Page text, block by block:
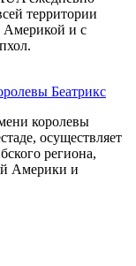
территории
и с
Беатрикс
королевы
осуществляет
региона,
Америки и